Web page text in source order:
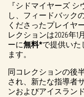
『シドマイヤーズ
し、フィードバック
くださったプレイヤ
レクションは2026年
ーに無料*で提供いた
ます。
同コレクションの後
され、新たな指導者
ンおよびアイスラン